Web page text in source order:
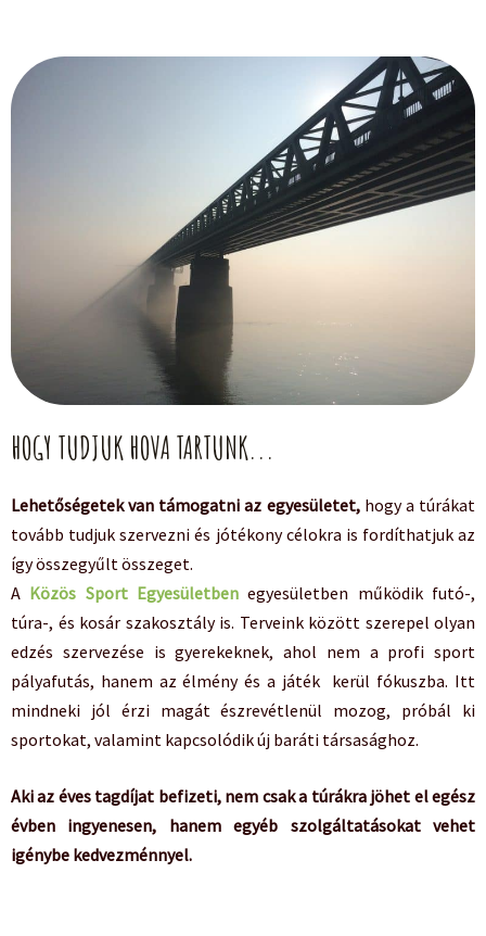
HOGY TUDJUK HOVA TARTUNK...
Lehetőségetek van támogatni az egyesületet, hogy a túrákat
tovább tudjuk szervezni és jótékony célokra is fordíthatjuk az
így összegyűlt összeget.
A Közös Sport Egyesületben egyesületben működik futó-,
túra-, és kosár szakosztály is. Terveink között szerepel olyan
edzés szervezése is gyerekeknek, ahol nem a profi sport
pályafutás, hanem az élmény és a játék kerül fókuszba. Itt
mindneki jól érzi magát észrevétlenül mozog, próbál ki
sportokat, valamint kapcsolódik új baráti társasághoz.
Aki az éves tagdíjat befizeti, nem csak a túrákra jöhet el egész
évben ingyenesen, hanem egyéb szolgáltatásokat vehet
igénybe kedvezménnyel.